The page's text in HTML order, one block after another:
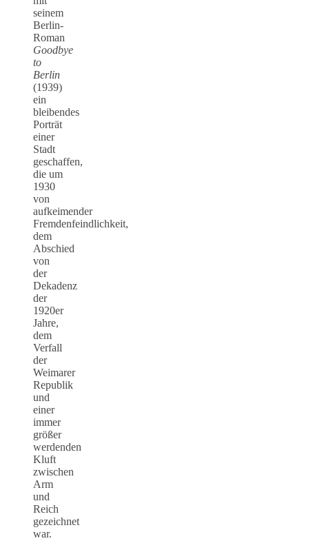
seinem
Berlin-
Roman
Goodbye
to
Berlin
(1939)
ein
bleibendes
Porträt
einer
Stadt
geschaffen,
die um
1930
von
aufkeimender
Fremdenfeindlichkeit,
dem
Abschied
von
der
Dekadenz
der
1920er
Jahre,
dem
Verfall
der
Weimarer
Republik
und
einer
immer
größer
werdenden
Kluft
zwischen
Arm
und
Reich
gezeichnet
war.